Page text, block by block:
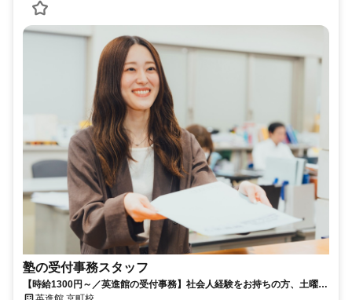
塾の受付事務スタッフ
【時給1300円～／英進館の受付事務】社会人経験をお持ちの方、土曜日